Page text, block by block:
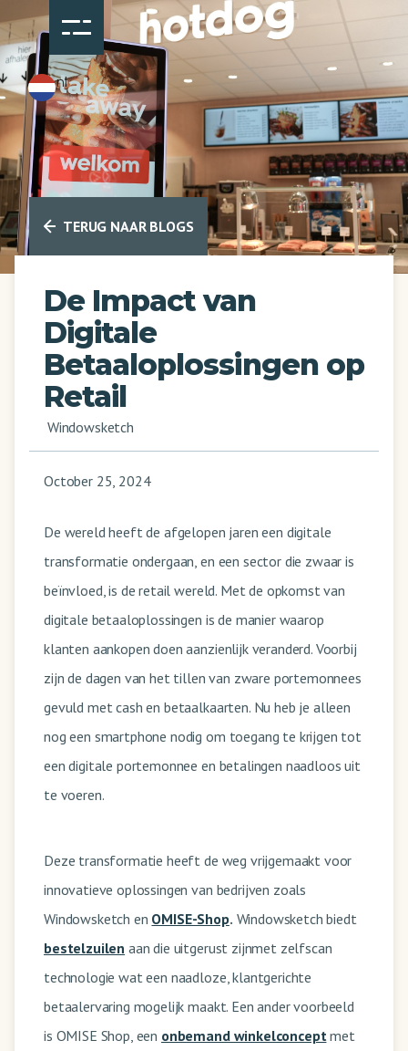
nl
TERUG NAAR BLOGS
Windowsketch
De Impact van
Digitale
Betaaloplossingen op
Retail
October 25, 2024
De wereld heeft de afgelopen jaren een digitale
transformatie ondergaan, en een sector die zwaar is
beïnvloed, is de retail wereld. Met de opkomst van
digitale betaaloplossingen is de manier waarop
klanten aankopen doen aanzienlijk veranderd. Voorbij
zijn de dagen van het tillen van zware portemonnees
gevuld met cash en betaalkaarten. Nu heb je alleen
nog een smartphone nodig om toegang te krijgen tot
een digitale portemonnee en betalingen naadloos uit
te voeren.
Deze transformatie heeft de weg vrijgemaakt voor
innovatieve oplossingen van bedrijven zoals
Windowsketch en OMISE-Shop. Windowsketch biedt
bestelzuilen aan die uitgerust zijnmet zelfscan
technologie wat een naadloze, klantgerichte
betaalervaring mogelijk maakt. Een ander voorbeeld
is OMISE Shop, een onbemand winkelconceptmet